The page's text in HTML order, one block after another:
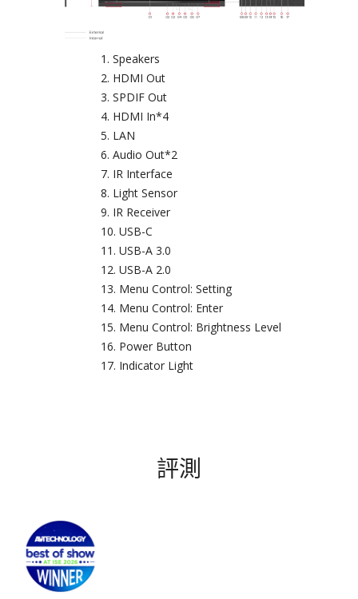
Speakers
HDMI Out
SPDIF Out
HDMI In*4
LAN
Audio Out*2
IR Interface
Light Sensor
IR Receiver
USB-C
USB-A 3.0
USB-A 2.0
Menu Control: Setting
Menu Control: Enter
Menu Control: Brightness Level
Power Button
Indicator Light
評測